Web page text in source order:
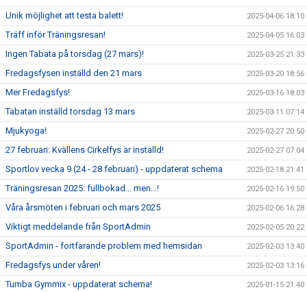
Unik möjlighet att testa balett! 2025-04-06 18:10
Träff inför Träningsresan! 2025-04-05 16:03
Ingen Tabata på torsdag (27 mars)! 2025-03-25 21:33
Fredagsfysen inställd den 21 mars 2025-03-20 18:56
Mer Fredagsfys! 2025-03-16 18:03
Tabatan inställd torsdag 13 mars 2025-03-11 07:14
Mjukyoga! 2025-02-27 20:50
27 februari: Kvällens Cirkelfys är inställd! 2025-02-27 07:04
Sportlov vecka 9 (24 - 28 februari) - uppdaterat schema 2025-02-18 21:41
Träningsresan 2025: fullbokad... men...! 2025-02-16 19:50
Våra årsmöten i februari och mars 2025 2025-02-06 16:28
Viktigt meddelande från SportAdmin 2025-02-05 20:22
SportAdmin - fortfarande problem med hemsidan 2025-02-03 13:40
Fredagsfys under våren! 2025-02-03 13:16
Tumba Gymmix - uppdaterat schema! 2025-01-15 21:40